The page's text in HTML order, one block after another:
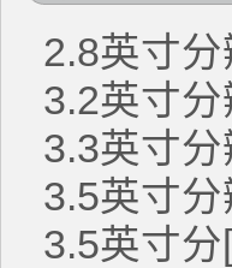
2.8英寸
3.2英寸
3.3英寸
3.5英寸
3.5英寸